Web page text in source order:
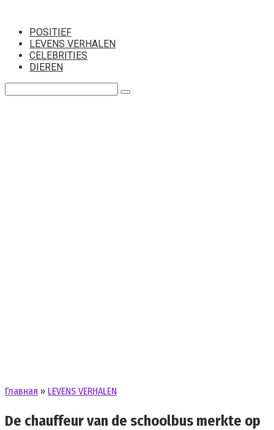
контентуPOSITIEF
LEVENS VERHALEN
CELEBRITIES
DIEREN
Главная » LEVENS VERHALEN
De chauffeur van de schoolbus merkte op